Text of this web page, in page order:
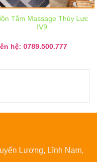
Tắm Massage Thủy Lực
IV9
hệ: 0789.500.777
Lương, Lĩnh Nam,